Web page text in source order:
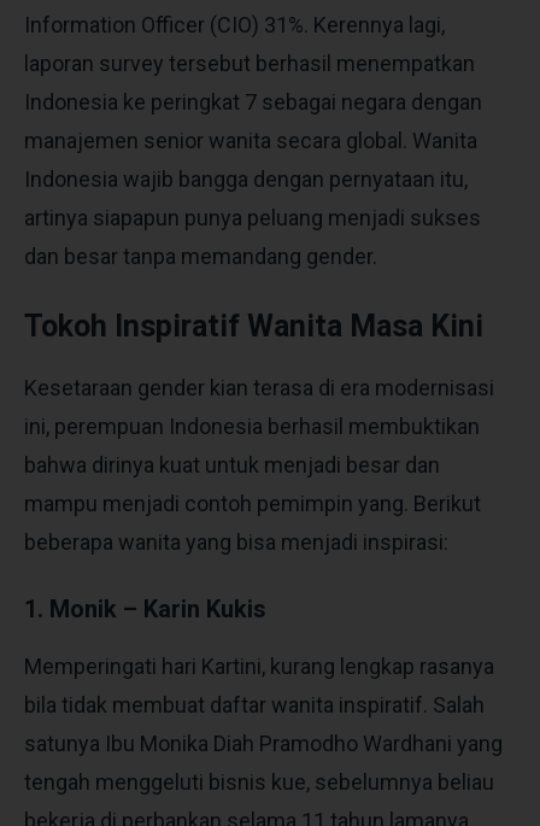
Information Officer (CIO) 31%. Kerennya lagi,
laporan survey tersebut berhasil menempatkan
Indonesia ke peringkat 7 sebagai negara dengan
manajemen senior wanita secara global. Wanita
Indonesia wajib bangga dengan pernyataan itu,
artinya siapapun punya peluang menjadi sukses
dan besar tanpa memandang gender.
Tokoh Inspiratif Wanita Masa Kini
Kesetaraan gender kian terasa di era modernisasi
ini, perempuan Indonesia berhasil membuktikan
bahwa dirinya kuat untuk menjadi besar dan
mampu menjadi contoh pemimpin yang. Berikut
beberapa wanita yang bisa menjadi inspirasi:
1. Monik – Karin Kukis
Memperingati hari Kartini, kurang lengkap rasanya
bila tidak membuat daftar wanita inspiratif. Salah
satunya Ibu Monika Diah Pramodho Wardhani yang
tengah menggeluti bisnis kue, sebelumnya beliau
bekerja di perbankan selama 11 tahun lamanya.